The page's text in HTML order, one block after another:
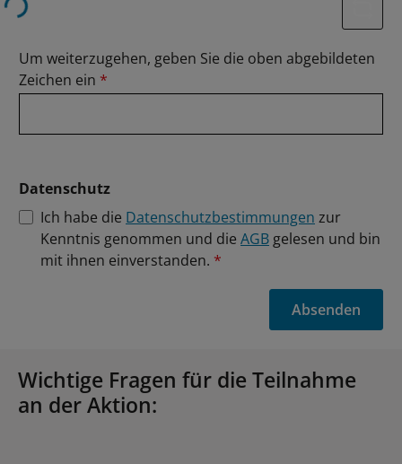
Loading...Um weiterzugehen, geben Sie die oben abgebildeten
Zeichen ein *
Datenschutz
Ich habe die Datenschutzbestimmungen zur
Kenntnis genommen und die AGB gelesen und bin
mit ihnen einverstanden. *
Absenden
Wichtige Fragen für die Teilnahme
an der Aktion: